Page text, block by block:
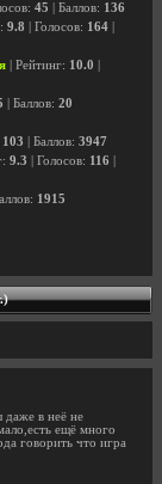
45 | Баллов: 136
9.8 | Голосов: 164
| Рейтинг: 10.0
| Баллов: 20
103 | Баллов: 3947
9.3 | Голосов: 116
1915
даже в неё не
ещё много
говорить что игра